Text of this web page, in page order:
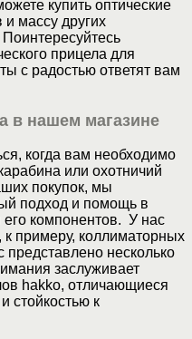
купить оптические
массу других
прицела для
с радостью ответят вам
в нашем магазине
когда вам необходимо
или охотничий
покупок, мы
подход и помощь в
компонентов. У нас
примеру, коллиматорных
представлено несколько
заслуживает
hakko, отличающиеся
стойкостью к